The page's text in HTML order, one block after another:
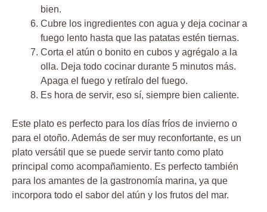
bien.
Cubre los ingredientes con agua y deja cocinar a
fuego lento hasta que las patatas estén tiernas.
Corta el atún o bonito en cubos y agrégalo a la
olla. Deja todo cocinar durante 5 minutos más.
Apaga el fuego y retíralo del fuego.
Es hora de servir, eso sí, siempre bien caliente.
Este plato es perfecto para los días fríos de invierno o
para el otoño. Además de ser muy reconfortante, es un
plato versátil que se puede servir tanto como plato
principal como acompañamiento. Es perfecto también
para los amantes de la gastronomía marina, ya que
incorpora todo el sabor del atún y los frutos del mar.